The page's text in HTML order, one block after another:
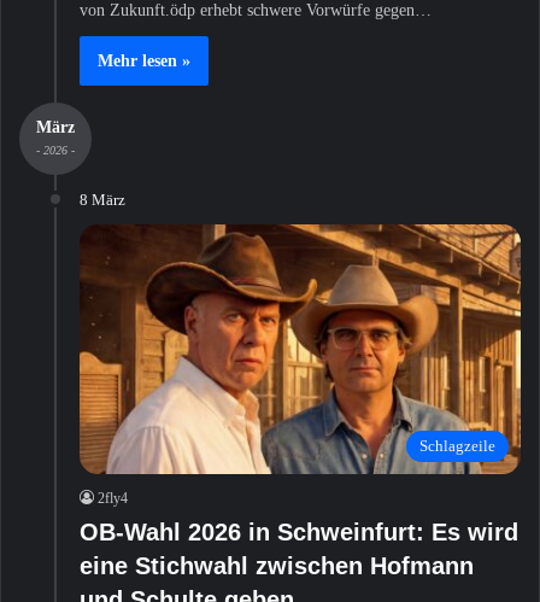
von Zukunft.ödp erhebt schwere Vorwürfe gegen…
Mehr lesen »
März
- 2026 -
8 März
Schlagzeile
2fly4
OB-Wahl 2026 in Schweinfurt: Es wird
eine Stichwahl zwischen Hofmann